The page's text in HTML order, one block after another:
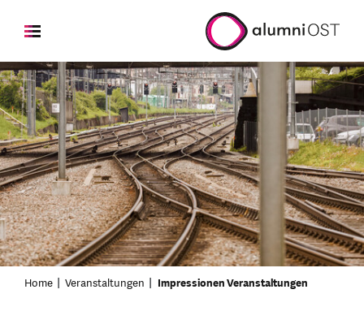
Home Veranstaltungen Impressionen Veranstaltungen